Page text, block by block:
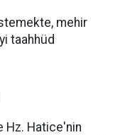
mehir
taahhüd
Hz. Hatice'nin